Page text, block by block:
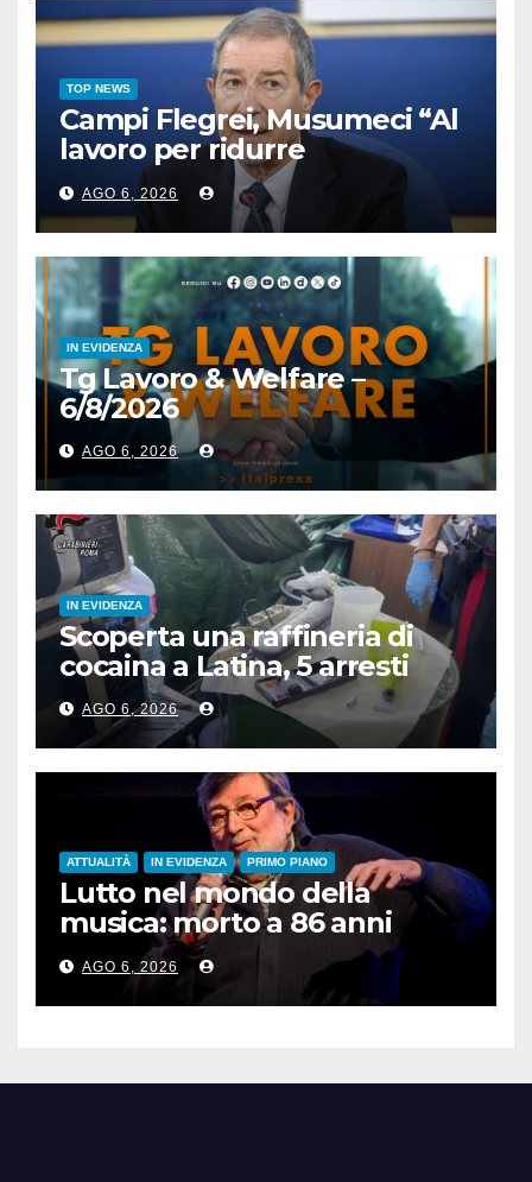
TOP NEWS
Campi Flegrei, Musumeci “Al
lavoro per ridurre
l’esposizione al rischio”
AGO 6, 2026
IN EVIDENZA
Tg Lavoro & Welfare –
6/8/2026
AGO 6, 2026
IN EVIDENZA
Scoperta una raffineria di
cocaina a Latina, 5 arresti
AGO 6, 2026
ATTUALITÀ IN EVIDENZA PRIMO PIANO
Lutto nel mondo della
musica: morto a 86 anni
Francesco Guccini
AGO 6, 2026